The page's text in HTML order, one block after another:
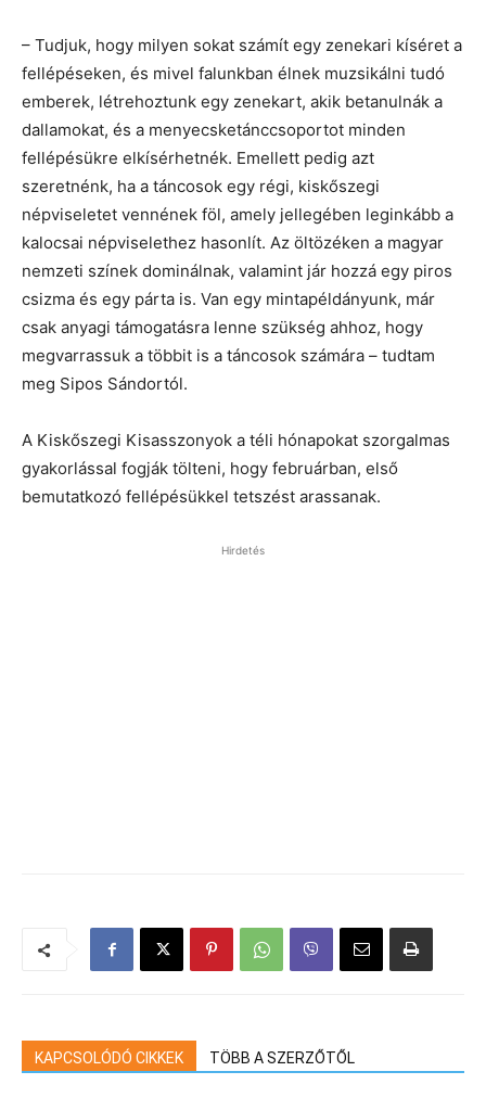
– Tudjuk, hogy milyen sokat számít egy zenekari kíséret a
fellépéseken, és mivel falunkban élnek muzsikálni tudó
emberek, létrehoztunk egy zenekart, akik betanulnák a
dallamokat, és a menyecsketánccsoportot minden
fellépésükre elkísérhetnék. Emellett pedig azt
szeretnénk, ha a táncosok egy régi, kiskőszegi
népviseletet vennének föl, amely jellegében leginkább a
kalocsai népviselethez hasonlít. Az öltözéken a magyar
nemzeti színek dominálnak, valamint jár hozzá egy piros
csizma és egy párta is. Van egy mintapéldányunk, már
csak anyagi támogatásra lenne szükség ahhoz, hogy
megvarrassuk a többit is a táncosok számára – tudtam
meg Sipos Sándortól.
A Kiskőszegi Kisasszonyok a téli hónapokat szorgalmas
gyakorlással fogják tölteni, hogy februárban, első
bemutatkozó fellépésükkel tetszést arassanak.
Hirdetés
KAPCSOLÓDÓ CIKKEK TÖBB A SZERZŐTŐL